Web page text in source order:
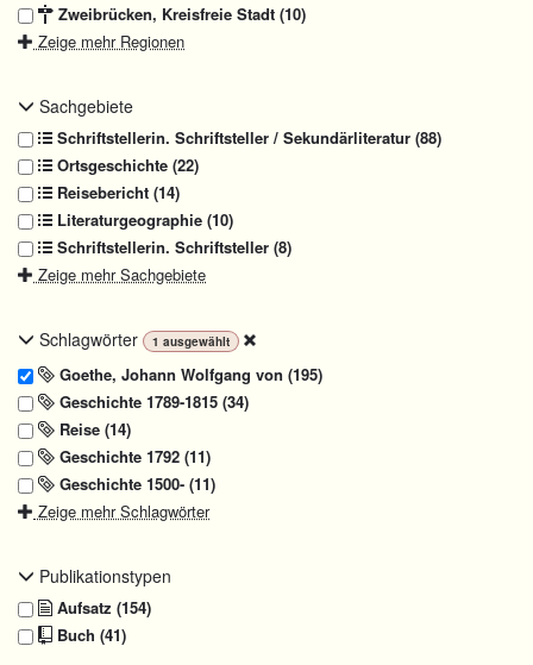
Zweibrücken, Kreisfreie Stadt (10)
Zeige mehr Regionen
Sachgebiete
Schriftstellerin. Schriftsteller / Sekundärliteratur (88)
Ortsgeschichte (22)
Reisebericht (14)
Literaturgeographie (10)
Schriftstellerin. Schriftsteller (8)
Zeige mehr Sachgebiete
Schlagwörter 1 ausgewählt
Goethe, Johann Wolfgang von (195)
Geschichte 1789-1815 (34)
Reise (14)
Geschichte 1792 (11)
Geschichte 1500- (11)
Zeige mehr Schlagwörter
Publikationstypen
Aufsatz (154)
Buch (41)